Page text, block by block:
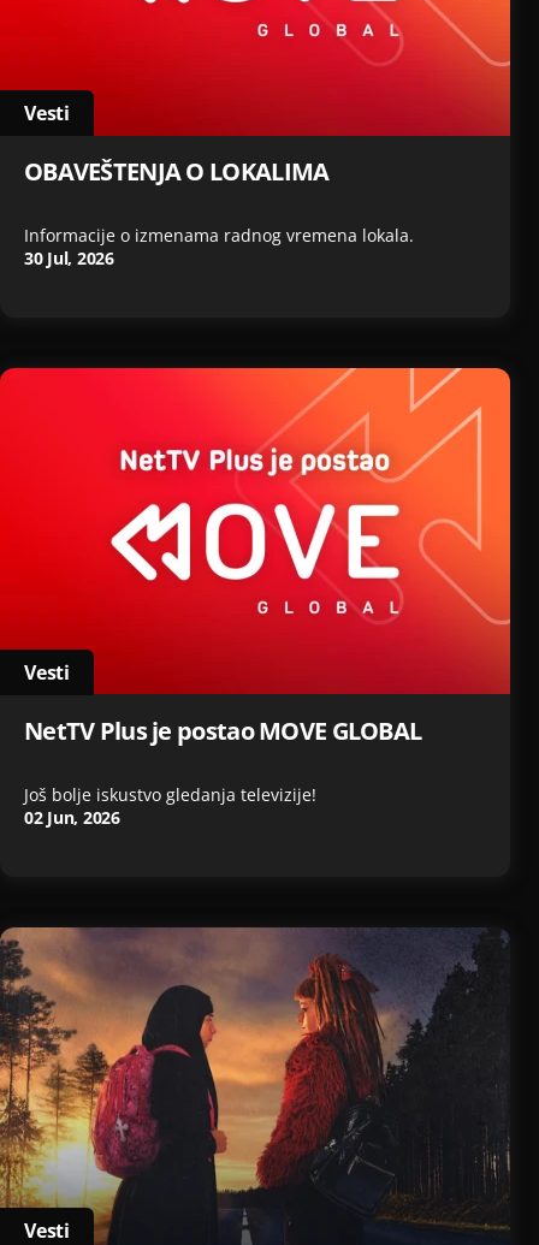
Vesti
OBAVEŠTENJA O LOKALIMA
Informacije o izmenama radnog vremena lokala.
30 Jul, 2026
Vesti
NetTV Plus je postao MOVE GLOBAL
Još bolje iskustvo gledanja televizije!
02 Jun, 2026
Vesti